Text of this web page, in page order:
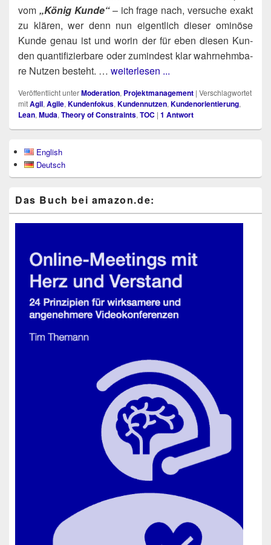
vom „König Kun­de“– ich fra­ge nach, ver­su­che exakt
zu klä­ren, wer denn nun eigent­lich die­ser omi­nö­se
Kun­de genau ist und wor­in der für eben die­sen Kun­
den quan­ti­fi­zier­ba­re oder zumin­dest klar wahr­nehm­ba­
re Nut­zen besteht. … weiterlesen ...
Veröffentlicht unterModeration, Projektmanagement | Verschlagwortet
mitAgil, Agile, Kundenfokus, Kundennutzen, Kundenorientierung,
Lean, Muda, Theory of Constraints, TOC | 1 Antwort
Seitenleisten-
Widgetbereich
English
Deutsch
Das Buch bei ama​zon​.de: